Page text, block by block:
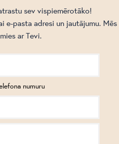
sev vispiemērotāko!
e-pasta adresi un jautājumu. Mēs
ar Tevi.
numuru